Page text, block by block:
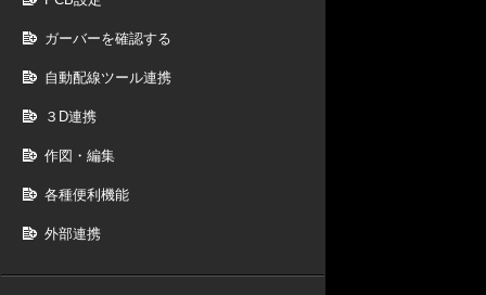
ガーバーを確認する
自動配線ツール連携
３D連携
作図・編集
各種便利機能
外部連携